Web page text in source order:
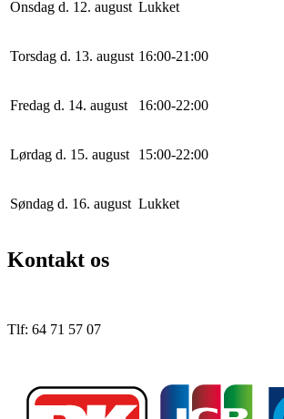
Onsdag d. 12. august Lukket
Torsdag d. 13. august 16:00-21 :00
Fredag d. 14. august 16:00-22:00
Lørdag d. 15. august 15:00-22:00
Søndag d. 16. august Lukket
Kontakt os
Tlf: 64 71 57 07